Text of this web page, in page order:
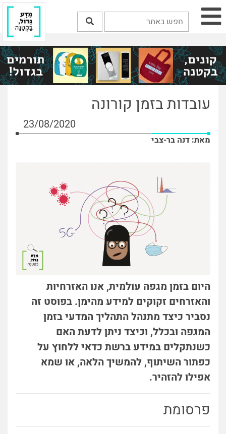
עובדות בזמן קורונה
23/08/2020
מאת: דנה בר-צבי
היום בזמן מגפה עולמית, אנו האזרחיות
והאזרחים זקוקים למידע מהימן. בפוסט זה
נסביר כיצד מתנהל התהליך המדעי בזמן
המגפה ובכלל, וכיצד ניתן לדעת האם
כשנתקלים במידע ברשת כדאי ללחוץ על
כפתור השיתוף, להמשיך הלאה, או שמא
אפילו להזהיר.
פרסומת